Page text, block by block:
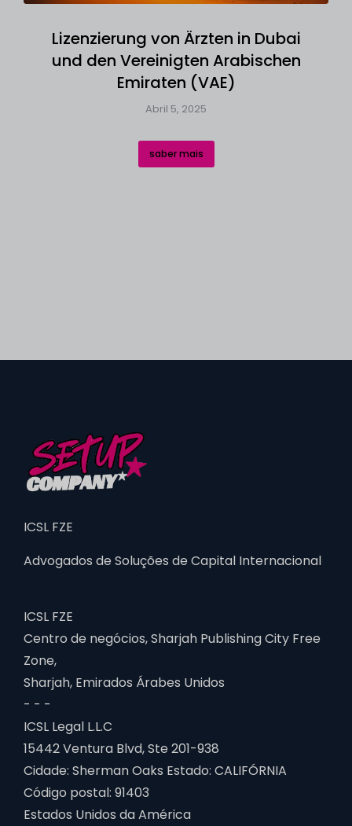
Lizenzierung von Ärzten in Dubai
und den Vereinigten Arabischen
Emiraten (VAE)
Abril 5, 2025
saber mais
ICSL FZE
Advogados de Soluções de Capital Internacional
ICSL FZE
Centro de negócios, Sharjah Publishing City Free
Zone,
Sharjah, Emirados Árabes Unidos
- - -
ICSL Legal L.L.C
15442 Ventura Blvd, Ste 201-938
Cidade: Sherman Oaks Estado: CALIFÓRNIA
Código postal: 91403
Estados Unidos da América